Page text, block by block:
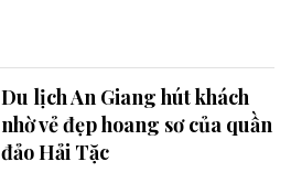
Du lịch An Giang hút khách
nhờ vẻ đẹp hoang sơ của quần
đảo Hải Tặc